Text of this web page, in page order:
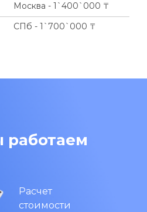
Москва - 1`400`000 ₸
СПб - 1`700`000 ₸
работаем
Расчет
стоимости